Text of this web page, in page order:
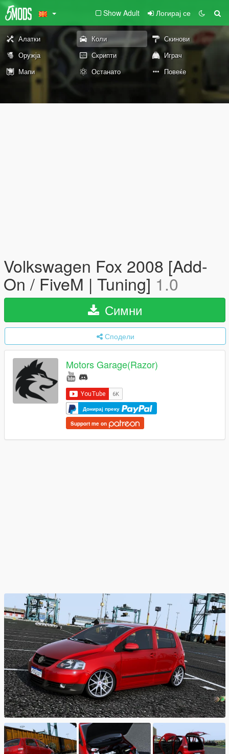
Show Adult Логирај се
Алатки Коли
Скинови
Оружја
Скрипти
Играч
Мапи
Останато Повеќе
Volkswagen Fox 2008 [Add-
On / FiveM | Tuning] 1.0
Симни
Сподели
Motors Garage(Razor)
Донирај преку
Support me on